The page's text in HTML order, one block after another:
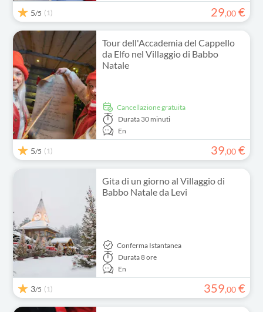
5/5 (1) 29,00 €
Tour dell'Accademia del Cappello
da Elfo nel Villaggio di Babbo
Natale
Cancellazione gratuita
Durata 30 minuti
En
5/5 (1) 39,00 €
Gita di un giorno al Villaggio di
Babbo Natale da Levi
Conferma Istantanea
Durata8 ore
En
3/5 (1) 359,00 €